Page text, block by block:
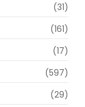
(31)
(161)
(17)
(597)
(29)